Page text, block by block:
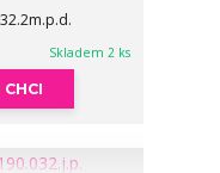
Skladem 2 ks